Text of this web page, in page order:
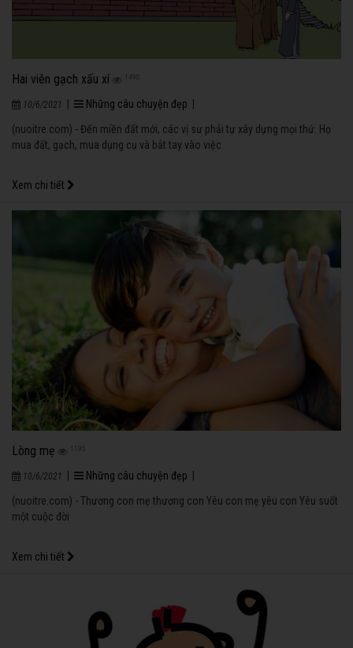
Hai viên gạch xấu xí 1490
10/6/2021 Những câu chuyện đẹp
(nuoitre.com) - Đến miền đất mới, các vị sư phải tự xây dựng mọi thứ. Họ
mua đất, gạch, mua dụng cụ và bắt tay vào việc.
Xem chi tiết
Lòng mẹ 1195
10/6/2021 Những câu chuyện đẹp
(nuoitre.com) - Thương con mẹ thương con Yêu con mẹ yêu con Yêu suốt
một cuộc đời
Xem chi tiết